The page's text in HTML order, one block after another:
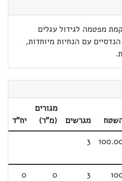
מפטמה לגידול עגלים
עם הנחיות מיוחדות,
מגרשים
מגורים
(מ"ר)
יח"ד
3
3
0
0